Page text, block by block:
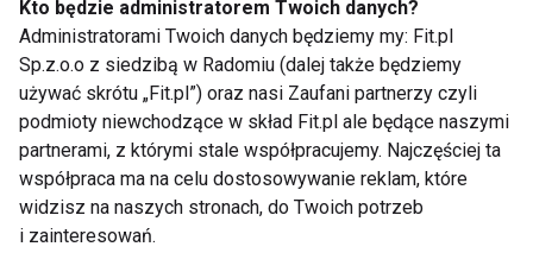
Ola Szwed i Robert Rowiński - 4 miejsce
Maciej Friedek i Blanka Winiarska - 5 miejsce
Katarzyna Grochola i Jan Kliment - 6 miejsce
Artur Barciś i Paulina Biernat - 7 miejsce
Olga Bołądź i Łukasz Czarnecki - 8 miejsce
Piotr Szwedes i Anna Głogowska - 9 miejsce
Przemek Saleta i Iza Janachowska - 10. miejsce
Kto będzie administratorem Twoich danych?
Administratorami Twoich danych będziemy my: Fit.pl
Sp.z.o.o z siedzibą w Radomiu (dalej także będziemy
używać skrótu „Fit.pl”) oraz nasi Zaufani partnerzy czyli
podmioty niewchodzące w skład Fit.pl ale będące naszymi
partnerami, z którymi stale współpracujemy. Najczęściej ta
współpraca ma na celu dostosowywanie reklam, które
widzisz na naszych stronach, do Twoich potrzeb
i zainteresowań.